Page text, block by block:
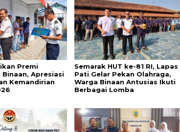
Premi
Apresiasi
Kemandirian
Semarak HUT ke-81 RI, Lapas
Pati Gelar Pekan Olahraga,
Warga Binaan Antusias Ikuti
Berbagai Lomba